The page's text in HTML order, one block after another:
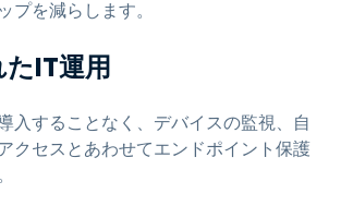
プを減らします。
IT運用
入することなく、デバイスの監視、自
クセスとあわせてエンドポイント保護